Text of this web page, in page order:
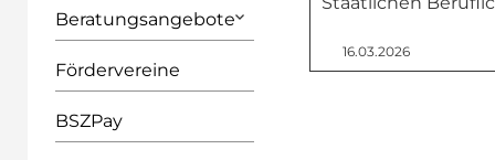
Beratungsangebote
Fördervereine
BSZPay
16.03.2026